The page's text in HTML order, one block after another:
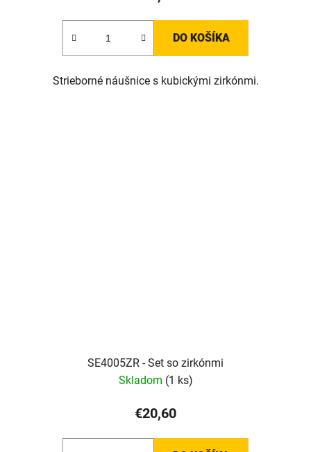
DO KOŠÍKA
Strieborné náušnice s kubickými zirkónmi.
SE4005ZR - Set so zirkónmi
Skladom (1 ks)
€20,60